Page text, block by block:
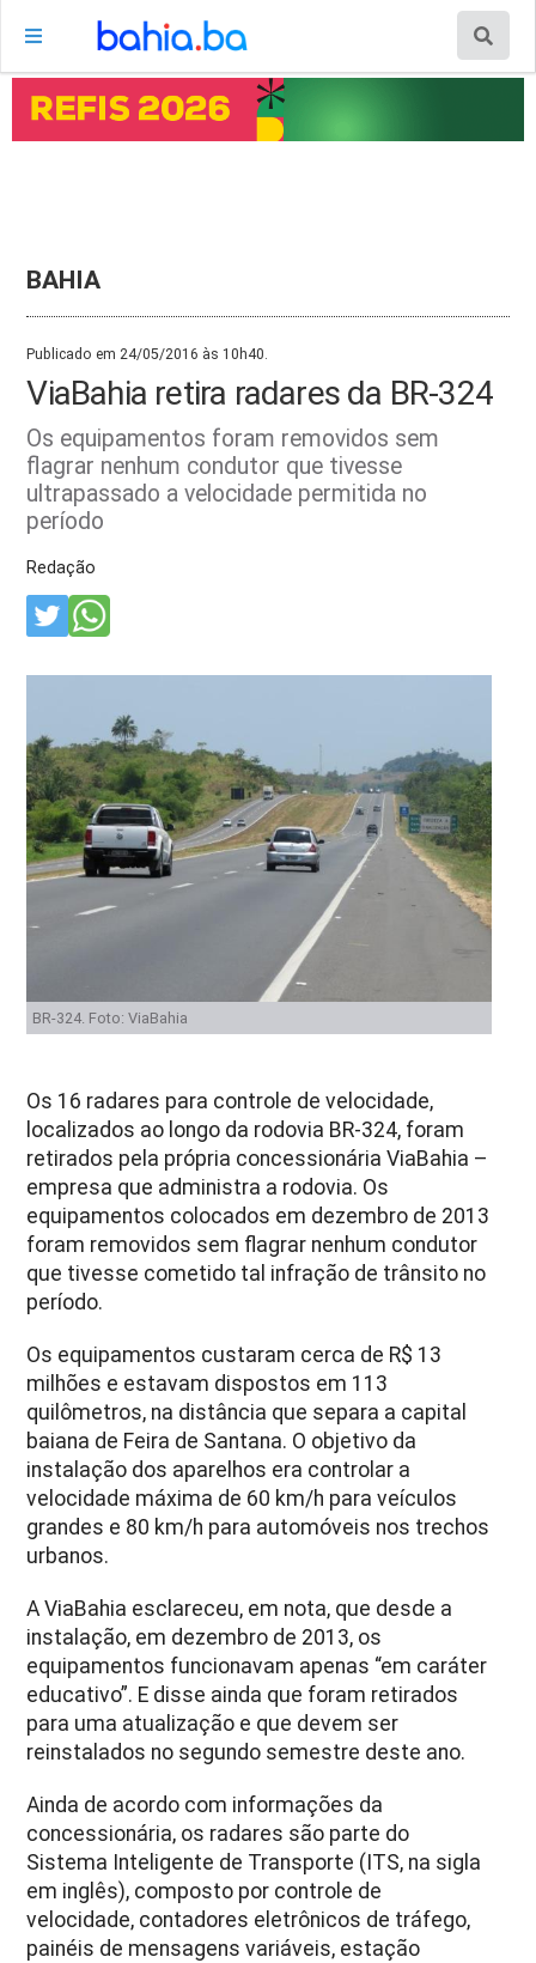
BAHIA
Publicado em 24/05/2016 às 10h40.
ViaBahia retira radares da BR-324
Os equipamentos foram removidos sem
flagrar nenhum condutor que tivesse
ultrapassado a velocidade permitida no
período
Redação
BR-324. Foto: ViaBahia
Os 16 radares para controle de velocidade,
localizados ao longo da rodovia BR-324, foram
retirados pela própria concessionária ViaBahia –
empresa que administra a rodovia. Os
equipamentos colocados em dezembro de 2013
foram removidos sem flagrar nenhum condutor
que tivesse cometido tal infração de trânsito no
período.
Os equipamentos custaram cerca de R$ 13
milhões e estavam dispostos em 113
quilômetros, na distância que separa a capital
baiana de Feira de Santana. O objetivo da
instalação dos aparelhos era controlar a
velocidade máxima de 60 km/h para veículos
grandes e 80 km/h para automóveis nos trechos
urbanos.
A ViaBahia esclareceu, em nota, que desde a
instalação, em dezembro de 2013, os
equipamentos funcionavam apenas “em caráter
educativo”. E disse ainda que foram retirados
para uma atualização e que devem ser
reinstalados no segundo semestre deste ano.
Ainda de acordo com informações da
concessionária, os radares são parte do
Sistema Inteligente de Transporte (ITS, na sigla
em inglês), composto por controle de
velocidade, contadores eletrônicos de tráfego,
painéis de mensagens variáveis, estação